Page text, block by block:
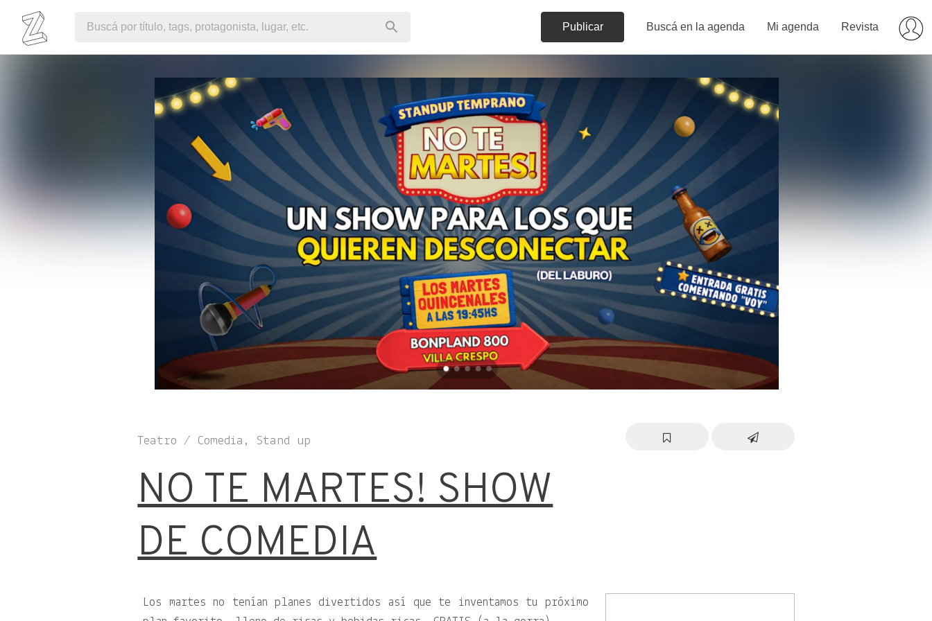
Publicar Buscá en la agenda Mi agenda Revista
Teatro / Comedia, Stand up
NO TE MARTES! SHOW
DE COMEDIA
Los martes no tenían planes divertidos así que te inventamos tu próximo